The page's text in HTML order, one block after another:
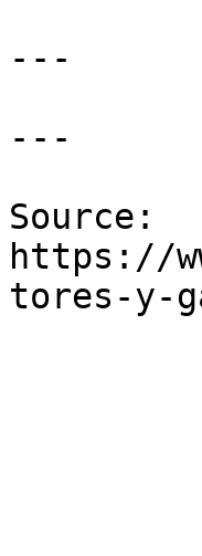
---
---
Source:
https://